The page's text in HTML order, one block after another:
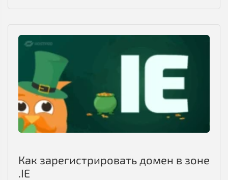
Как зарегистрировать домен в зоне
.IE